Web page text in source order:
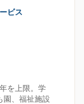
ビス
を上限。学
園、福祉施設